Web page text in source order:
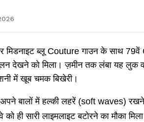
मिडनाइट ब्लू Couture गाउन के साथ
देखने को मिला। ज़मीन तक लंबा यह लुक
में खूब चमक बिखेरी।
बालों में हल्की लहरें (soft waves)
ही सारी लाइमलाइट बटोरने का मौका